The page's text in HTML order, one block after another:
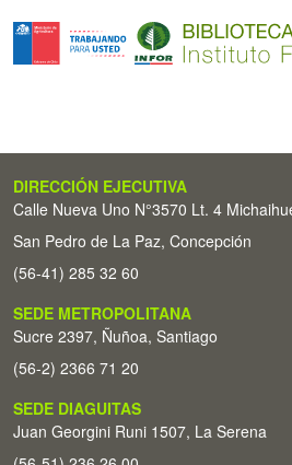
DIRECCIÓN EJECUTIVA
Calle Nueva Uno N°3570 Lt. 4
San Pedro de La Paz, Concepción
(56-41) 285 32 60
SEDE METROPOLITANA
Sucre 2397, Ñuñoa, Santiago
(56-2) 2366 71 20
SEDE DIAGUITAS
Juan Georgini Runi 1507, La Serena